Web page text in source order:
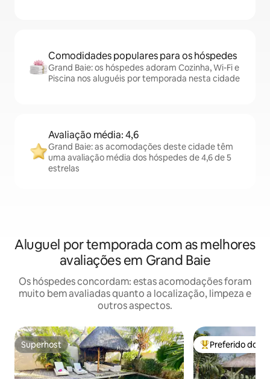
Comodidades populares para os hóspedes
Grand Baie: os hóspedes adoram Cozinha, Wi-Fi e
Piscina nos aluguéis por temporada nesta cidade
Avaliação média: 4,6
Grand Baie: as acomodações deste cidade têm
uma avaliação média dos hóspedes de 4,6 de 5
estrelas
Aluguel por temporada com as melhores
avaliações em Grand Baie
Os hóspedes concordam: estas acomodações foram
muito bem avaliadas quanto a localização, limpeza e
outros aspectos.
Superhost
Superhost Entre os
Preferido dos